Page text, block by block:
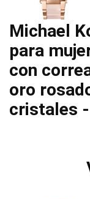
Michael
para
con
oro
cristales